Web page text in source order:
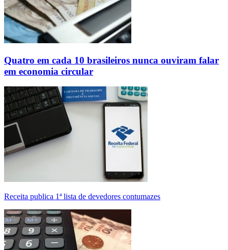
Quatro em cada 10 brasileiros nunca ouviram falar
em economia circular
Receita publica 1ª lista de devedores contumazes